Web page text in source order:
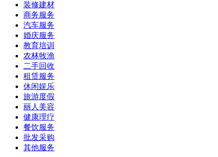
装修建材
商务服务
汽车服务
婚庆服务
教育培训
农林牧渔
二手回收
租赁服务
休闲娱乐
旅游度假
丽人美容
健康理疗
餐饮服务
批发采购
其他服务